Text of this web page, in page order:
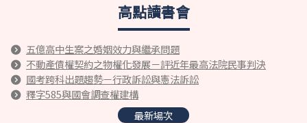
高點讀書會
五億高中生案之婚姻效力與繼承問題
不動產債權契約之物權化發展－評近年最高法院民事判決
國考跨科出題趨勢－行政訴訟與憲法訴訟
釋字585與國會調查權建構
最新場次